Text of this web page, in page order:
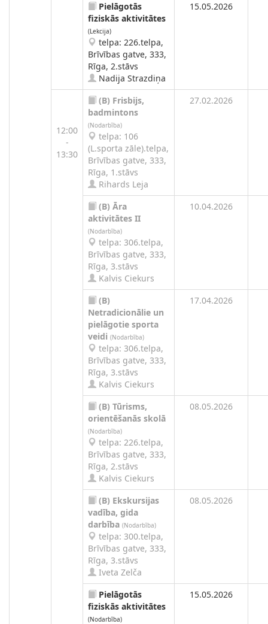
Pielāgotās
fiziskās aktivitātes
(Lekcija)
telpa: 226.telpa,
Brīvības gatve, 333,
Rīga, 2.stāvs
Nadija Strazdiņa
15.05.2026
12:00
-
13:30
(B) Frisbijs,
badmintons
(Nodarbība)
telpa: 106
(L.sporta zāle).telpa,
Brīvības gatve, 333,
Rīga, 1.stāvs
Rihards Leja
27.02.2026
(B) Āra
aktivitātes II
(Nodarbība)
telpa: 306.telpa,
Brīvības gatve, 333,
Rīga, 3.stāvs
Kalvis Ciekurs
10.04.2026
(B)
Netradicionālie un
pielāgotie sporta
veidi (Nodarbība)
telpa: 306.telpa,
Brīvības gatve, 333,
Rīga, 3.stāvs
Kalvis Ciekurs
17.04.2026
(B) Tūrisms,
orientēšanās skolā
(Nodarbība)
telpa: 226.telpa,
Brīvības gatve, 333,
Rīga, 2.stāvs
Kalvis Ciekurs
08.05.2026
(B) Ekskursijas
vadība, gida
darbība (Nodarbība)
telpa: 300.telpa,
Brīvības gatve, 333,
Rīga, 3.stāvs
Iveta Zelča
08.05.2026
Pielāgotās
fiziskās aktivitātes
(Nodarbība)
15.05.2026